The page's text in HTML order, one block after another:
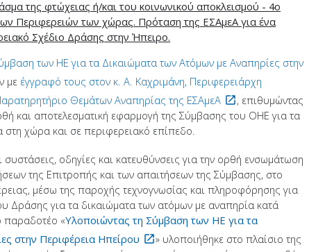
της φτώχειας ή/και του κοινωνικού αποκλεισμού - 4ο
Περιφερειών των χώρας. Πρόταση της ΕΣΑμεΑ για ένα
Σχέδιο Δράσης στην Ήπειρο.
των ΗΕ για τα Δικαιώματα των Ατόμων με Αναπηρίες στην
με έγγραφό τους στον κ. Α. Καχριμάνη, Περιφερειάρχη
Θεμάτων Αναπηρίας της ΕΣΑμεΑ
, επιθυμώντας
και αποτελεσματική εφαρμογή της Σύμβασης του ΟΗΕ για τα
χώρα και σε περιφερειακό επίπεδο.
συστάσεις, οδηγίες και κατευθύνσεις για την ορθή ενσωμάτωση
της Επιτροπής και των απαιτήσεων της Σύμβασης, στο
μέσω της παροχής τεχνογνωσίας και πληροφόρησης για
Δράσης για τα δικαιώματα των ατόμων με αναπηρία κατά
παραδοτέο «Υλοποιώντας τη Σύμβαση των ΗΕ για τα
στην Περιφέρεια Ηπείρου
» υλοποιήθηκε στο πλαίσιο της